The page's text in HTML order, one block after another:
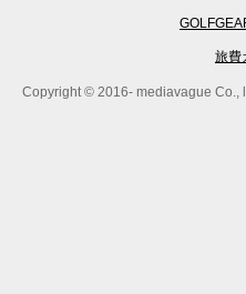
旅費
Copyright © 2016- mediavague Co.,